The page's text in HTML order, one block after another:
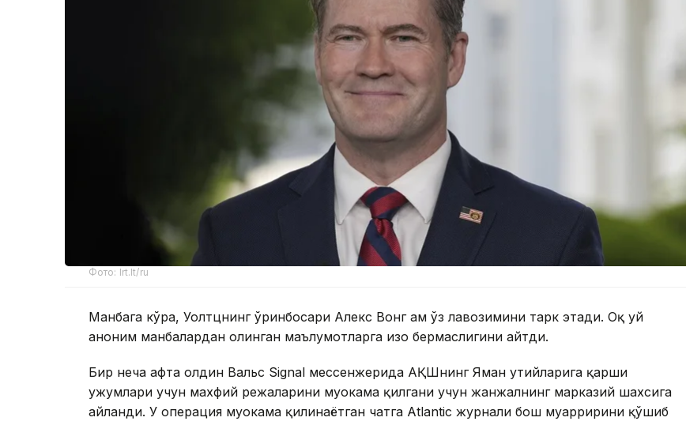
Фото: lrt.lt/ru
Манбага кўра, Уолтцнинг ўринбосари Алекс Вонг ҳам ўз лавозимини тарк этади. Оқ уй
аноним манбалардан олинган маълумотларга изоҳ бермаслигини айтди.
Бир неча ҳафта олдин Вальс Signal мессенжерида АҚШнинг Яман ҳутийларига қарши
ҳужумлари учун махфий режаларини муҳокама қилгани учун жанжалнинг марказий шахсига
айланди. У операция муҳокама қилинаётган чатга Atlantic журнали бош муҳарририни қўшиб